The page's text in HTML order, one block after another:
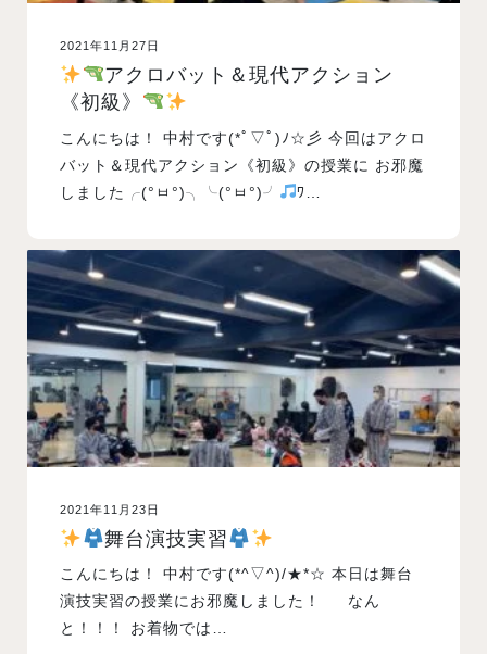
2021年11月27日
アクロバット＆現代アクション
《初級》
こんにちは！ 中村です(*ﾟ▽ﾟ)ﾉ☆彡 今回はアクロ
バット＆現代アクション《初級》の授業に お邪魔
しました╭(°ㅂ°)╮╰(°ㅂ°)╯
ﾜ…
2021年11月23日
舞台演技実習
こんにちは！ 中村です(*^▽^)/★*☆ 本日は舞台
演技実習の授業にお邪魔しました！ なん
と！！！ お着物では…